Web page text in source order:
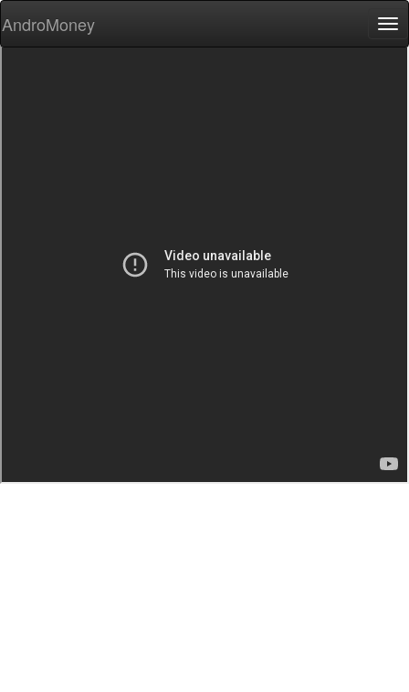
AndroMoney